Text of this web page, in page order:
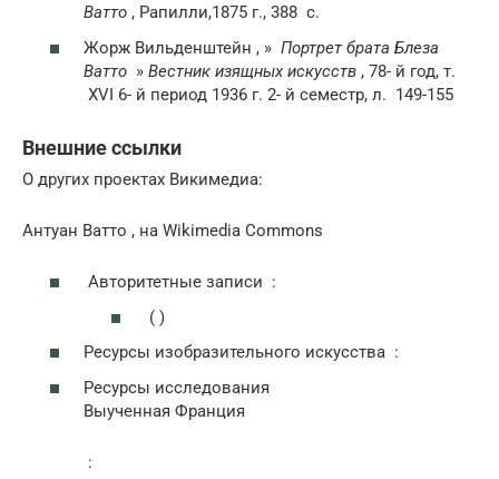
Ватто , Рапилли,1875 г., 388 с.
Жорж Вильденштейн , » Портрет брата Блеза
Ватто » Вестник изящных искусств , 78- й год, т.
XVI 6- й период 1936 г. 2- й семестр, л. 149-155
Внешние ссылки
О других проектах Викимедиа:
Антуан Ватто , на Wikimedia Commons
Авторитетные записи :
( )
Ресурсы изобразительного искусства :
Ресурсы исследования
Выученная Франция
: